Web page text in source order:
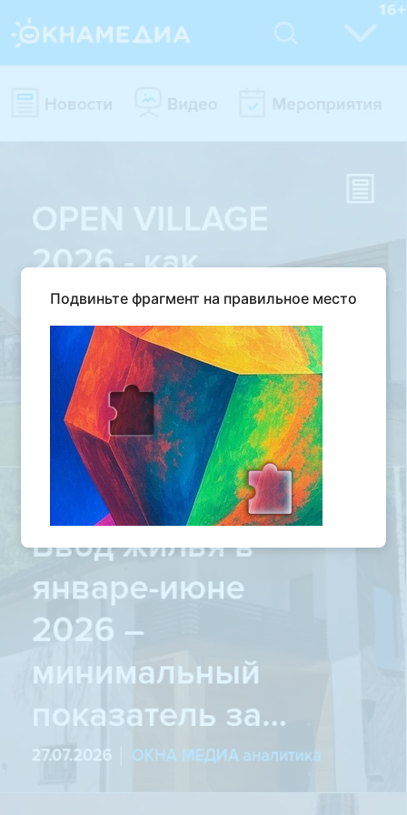
Подвиньте фрагмент на правильное место